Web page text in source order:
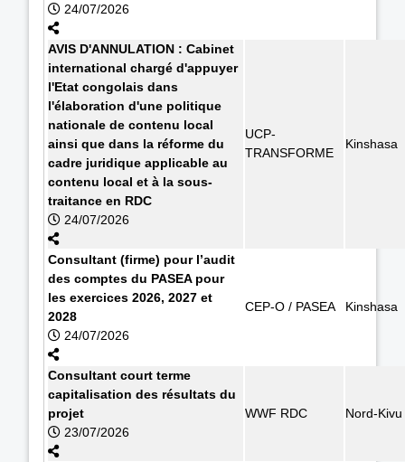
24/07/2026
AVIS D'ANNULATION : Cabinet
international chargé d'appuyer
l'Etat congolais dans
l'élaboration d'une politique
nationale de contenu local
ainsi que dans la réforme du
cadre juridique applicable au
contenu local et à la sous-
traitance en RDC
24/07/2026
UCP-
TRANSFORME
Kinshasa
Consultant (firme) pour l’audit
des comptes du PASEA pour
les exercices 2026, 2027 et
2028
24/07/2026
CEP-O / PASEA Kinshasa
Consultant court terme
capitalisation des résultats du
projet
23/07/2026
WWF RDC Nord-Kivu